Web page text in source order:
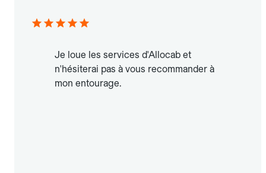
Je loue les services d'Allocab et
n'hésiterai pas à vous recommander à
mon entourage.